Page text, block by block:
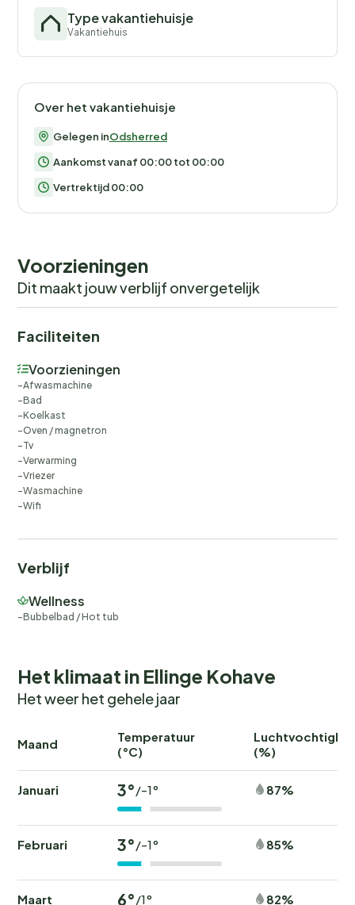
Type vakantiehuisje
Vakantiehuis
Over het vakantiehuisje
Gelegen inOdsherred
Aankomst vanaf 00:00 tot 00:00
Vertrektijd 00:00
Voorzieningen
Dit maakt jouw verblijf onvergetelijk
Faciliteiten
Voorzieningen
Afwasmachine
Bad
Koelkast
Oven / magnetron
Tv
Verwarming
Vriezer
Wasmachine
Wifi
Verblijf
Wellness
Bubbelbad / Hot tub
Het klimaat in Ellinge Kohave
Het weer het gehele jaar
Maand
Temperatuur
(°C)
(%)
Januari 3°/-1° 87%
Februari 3°/-1° 85%
Maart 6°/1° 82%